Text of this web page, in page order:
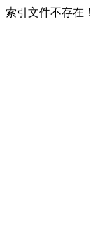
索引文件不存在！